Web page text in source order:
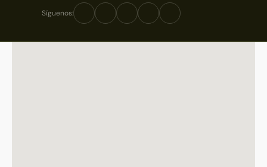
Síguenos: